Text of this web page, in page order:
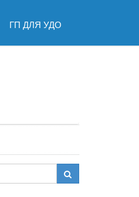
ГП ДЛЯ УДО